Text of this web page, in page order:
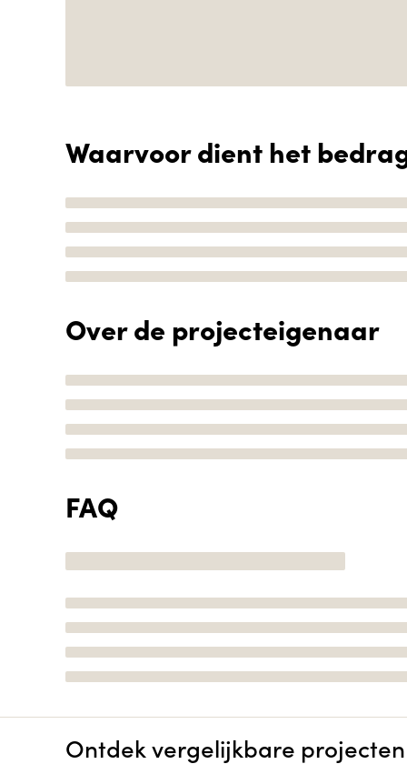
Waarvoor dient het
Over de projecteigenaar
FAQ
Ontdek vergelijkbare projecten